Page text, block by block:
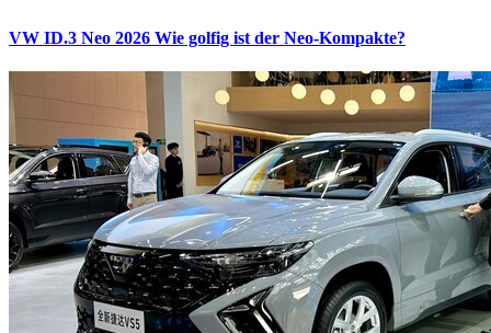
VW ID.3 Neo 2026 Wie golfig ist der Neo-Kompakte?